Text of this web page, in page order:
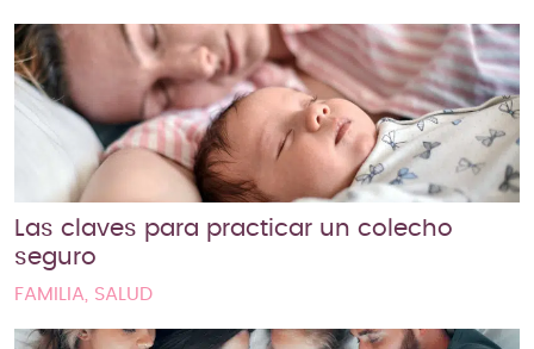
Las claves para practicar un colecho
seguro
FAMILIA, SALUD